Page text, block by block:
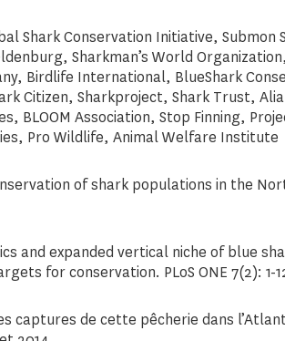
Shark Conservation Initiative, Submon
Sharkman’s World
Birdlife International, BlueShark
Citizen, Sharkproject, Shark Trust,
BLOOM Association, Stop Finning,
Pro Wildlife, Animal Welfare Institute
of shark populations in the
and expanded vertical niche of blue
for conservation. PLoS ONE 7(2): 1-
captures de cette pêcherie dans